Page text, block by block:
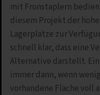
mit Fronstaplern
diesem Projekt der
Lagerplätze zur
schnell klar, dass eine
Alternative darstellt.
immer dann, wenn
vorhandene Fläche voll